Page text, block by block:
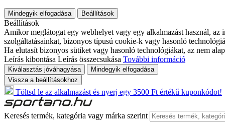
Mindegyik elfogadása Beállítások
Beállítások
Amikor meglátogat egy webhelyet vagy egy alkalmazást használ,
szolgáltatásainkat, bizonyos típusú cookie-k vagy hasonló
Ha elutasít bizonyos sütiket vagy hasonló technológiákat, az nem
Leírás kibontása Leírás összecsukása További információ
Kiválasztás jóváhagyása
Mindegyik elfogadása
Vissza a beállításokhoz
Töltsd le az alkalmazást és nyerj egy 3500 Ft értékű kuponkódot!
Keresés termék, kategória vagy márka szerint